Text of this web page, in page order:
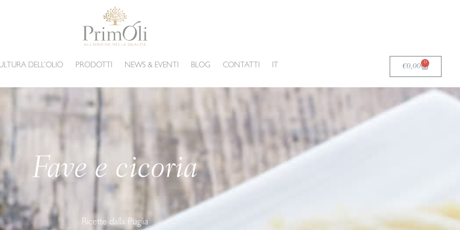
DELL’OLIO PRODOTTI NEWS & EVENTI BLOG CONTATTI IT €0,00 0
Carrello
Fave e cicoria
Ricette dalla Puglia